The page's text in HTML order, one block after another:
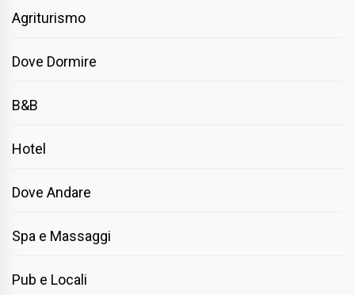
Agriturismo
Dove Dormire
B&B
Hotel
Dove Andare
Spa e Massaggi
Pub e Locali